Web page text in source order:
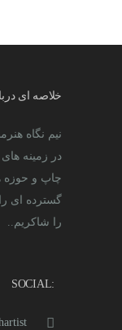
خلاصه ای
نیم نگاه
در زمینه های
چاپ و حوزه
گسترده ای
را شاکریم..
:SOCIAL